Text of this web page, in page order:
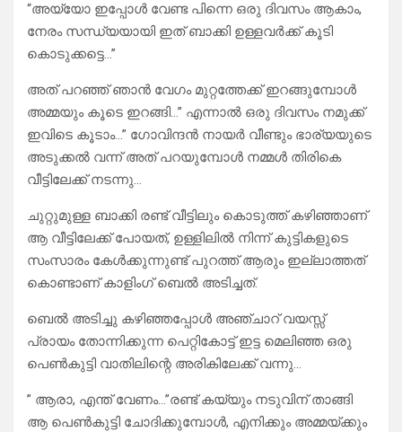
“അയ്യോ ഇപ്പോൾ വേണ്ട പിന്നെ ഒരു ദിവസം ആകാം,
നേരം സന്ധ്യയായി ഇത് ബാക്കി ഉള്ളവർക്ക് കൂടി
കൊടുക്കട്ടെ…”
അത് പറഞ്ഞ് ഞാൻ വേഗം മുറ്റത്തേക്ക് ഇറങ്ങുമ്പോൾ
അമ്മയും കൂടെ ഇറങ്ങി…” എന്നാൽ ഒരു ദിവസം നമുക്ക്
ഇവിടെ കൂടാം…” ഗോവിന്ദൻ നായർ വീണ്ടും ഭാര്യയുടെ
അടുക്കൽ വന്ന് അത് പറയുമ്പോൾ നമ്മൾ തിരികെ
വീട്ടിലേക്ക് നടന്നു…
ചുറ്റുമുള്ള ബാക്കി രണ്ട് വീട്ടിലും കൊടുത്ത് കഴിഞ്ഞാണ്
ആ വീട്ടിലേക്ക് പോയത്, ഉള്ളിലിൽ നിന്ന് കുട്ടികളുടെ
സംസാരം കേൾക്കുന്നുണ്ട് പുറത്ത് ആരും ഇല്ലാത്തത്
കൊണ്ടാണ് കാളിംഗ് ബെൽ അടിച്ചത്.
ബെൽ അടിച്ചു കഴിഞ്ഞപ്പോൾ അഞ്ചാറ് വയസ്സ്
പ്രായം തോന്നിക്കുന്ന പെറ്റികോട്ട് ഇട്ട മെലിഞ്ഞ ഒരു
പെൺകുട്ടി വാതിലിന്റെ അരികിലേക്ക് വന്നു…
” ആരാ, എന്ത് വേണം…”രണ്ട് കയ്യും നടുവിന് താങ്ങി
ആ പെൺകുട്ടി ചോദിക്കുമ്പോൾ, എനിക്കും അമ്മയ്ക്കും